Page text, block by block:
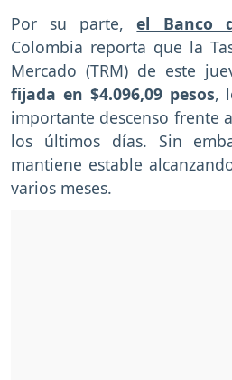
Por su parte,el Banco
Colombia reporta que la
Mercado (TRM) de este
fijada en $4.096,09 pesos,
importante descenso frente
los últimos días. Sin
mantiene estable
varios meses.